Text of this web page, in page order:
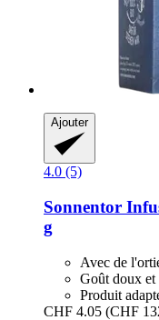
Ajouter
4.0 (5)
Sonnentor
g
Avec de
Goût doux et
Produit
CHF 4.05 (CHF